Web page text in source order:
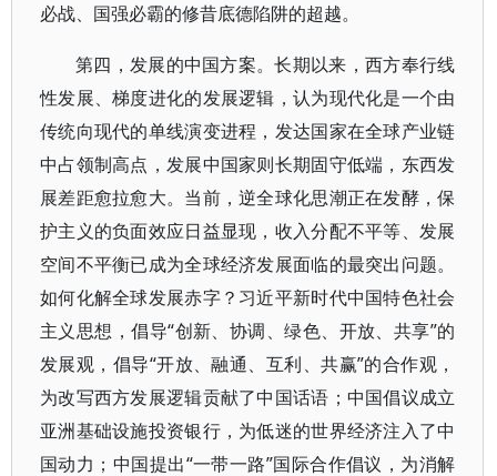
必战、国强必霸的修昔底德陷阱的超越。
第四，发展的中国方案。长期以来，西方奉行线
性发展、梯度进化的发展逻辑，认为现代化是一个由
传统向现代的单线演变进程，发达国家在全球产业链
中占领制高点，发展中国家则长期固守低端，东西发
展差距愈拉愈大。当前，逆全球化思潮正在发酵，保
护主义的负面效应日益显现，收入分配不平等、发展
空间不平衡已成为全球经济发展面临的最突出问题。
如何化解全球发展赤字？习近平新时代中国特色社会
主义思想，倡导“创新、协调、绿色、开放、共享”的
发展观，倡导“开放、融通、互利、共赢”的合作观，
为改写西方发展逻辑贡献了中国话语；中国倡议成立
亚洲基础设施投资银行，为低迷的世界经济注入了中
国动力；中国提出“一带一路”国际合作倡议，为消解